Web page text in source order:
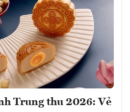
Trung thu 2026: Vẻ